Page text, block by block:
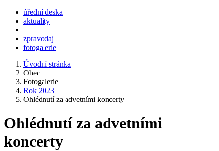
úřední deska
aktuality
zpravodaj
fotogalerie
Úvodní stránka
Obec
Fotogalerie
Rok 2023
Ohlédnutí za advetními koncerty
Ohlédnutí za advetními
koncerty